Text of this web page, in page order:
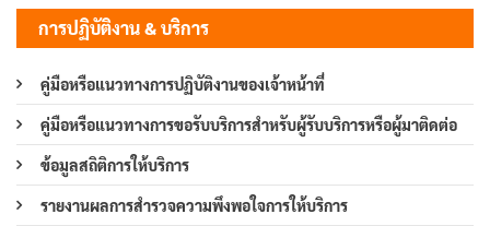
การปฏิบัติงาน & บริการ
คู่มือหรือแนวทางการปฏิบัติงานของเจ้าหน้าที่
คู่มือหรือแนวทางการขอรับบริการสำหรับผู้รับบริการหรือผู้มาติดต่อ
ข้อมูลสถิติการให้บริการ
รายงานผลการสำรวจความพึงพอใจการให้บริการ